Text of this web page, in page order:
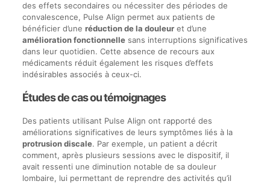
des effets secondaires ou nécessiter des périodes de
convalescence, Pulse Align permet aux patients de
bénéficier d’une réduction de la douleuret d’une
amélioration fonctionnellesans interruptions significatives
dans leur quotidien. Cette absence de recours aux
médicaments réduit également les risques d’effets
indésirables associés à ceux-ci.
Études de cas ou témoignages
Des patients utilisant Pulse Align ont rapporté des
améliorations significatives de leurs symptômes liés à la
protrusion discale. Par exemple, un patient a décrit
comment, après plusieurs sessions avec le dispositif, il
avait ressenti une diminution notable de sa douleur
lombaire, lui permettant de reprendre des activités qu’il